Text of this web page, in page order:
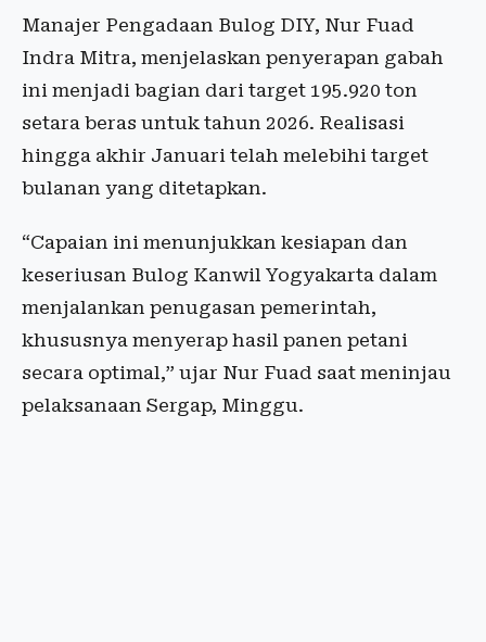
Manajer Pengadaan Bulog DIY, Nur Fuad
Indra Mitra, menjelaskan penyerapan gabah
ini menjadi bagian dari target 195.920 ton
setara beras untuk tahun 2026. Realisasi
hingga akhir Januari telah melebihi target
bulanan yang ditetapkan.
“Capaian ini menunjukkan kesiapan dan
keseriusan Bulog Kanwil Yogyakarta dalam
menjalankan penugasan pemerintah,
khususnya menyerap hasil panen petani
secara optimal,” ujar Nur Fuad saat meninjau
pelaksanaan Sergap, Minggu.